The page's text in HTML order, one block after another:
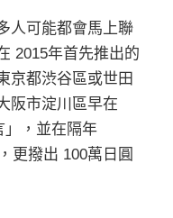
人可能都會馬上聯
2015年首先推出的
京都渋谷區或世田
阪市淀川區早在
」，並在隔年
更撥出 100萬日圓